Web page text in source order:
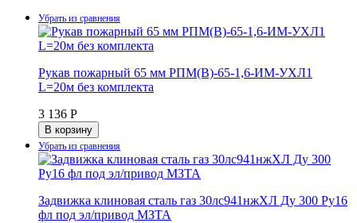
Рукав пожарный 65 мм РПМ(В)-65-1,6-ИМ-УХЛ1
L=20м без комплекта
3 136 Р
В корзину
Задвижка клиновая сталь газ 30лс941нжХЛ Ду 300 Ру16
фл под эл/привод МЗТА